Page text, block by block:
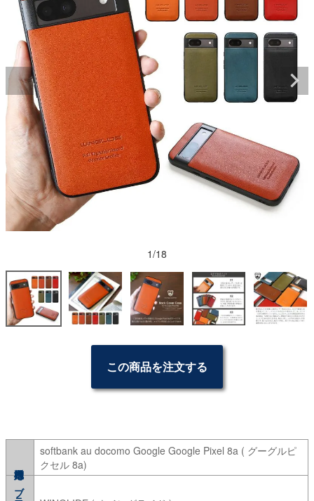
1/18
この商品を注文する
softbank au docomo Google Google Pixel 8a ( グーグルピ
クセル 8a)